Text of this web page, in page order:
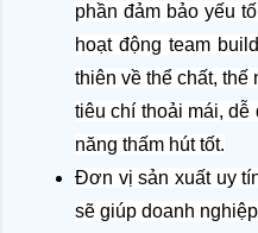
phần đảm bảo yếu
hoạt động team
thiên về thể chất, thế
tiêu chí thoải mái, dễ
năng thấm hút tốt.
Đơn vị sản xuất uy
sẽ giúp doanh